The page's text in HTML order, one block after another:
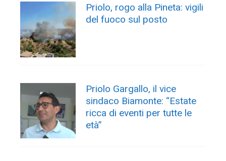
Priolo, rogo alla Pineta: vigili
del fuoco sul posto
Priolo Gargallo, il vice
sindaco Biamonte: “Estate
ricca di eventi per tutte le
età”